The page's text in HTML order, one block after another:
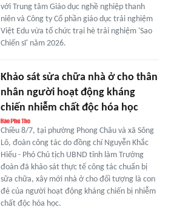
với Trung tâm Giáo dục nghề nghiệp thanh
niên và Công ty Cổ phần giáo dục trải nghiệm
Việt Edu vừa tổ chức trại hè trải nghiệm 'Sao
Chiến sĩ' năm 2026.
Khảo sát sửa chữa nhà ở cho thân
nhân người hoạt động kháng
chiến nhiễm chất độc hóa học
Chiều 8/7, tại phường Phong Châu và xã Sông
Lô, đoàn công tác do đồng chí Nguyễn Khắc
Hiếu - Phó Chủ tịch UBND tỉnh làm Trưởng
đoàn đã khảo sát thực tế công tác chuẩn bị
sữa chữa, xây mới nhà ở cho đối tượng là con
đẻ của người hoạt động kháng chiến bị nhiễm
chất độc hóa học.